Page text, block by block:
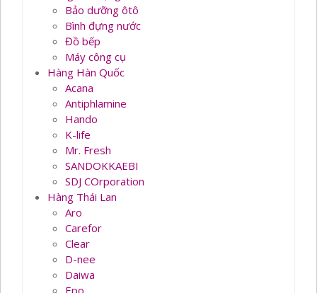
Bảo dưỡng ôtô
Bình đựng nước
Đồ bếp
Máy công cụ
Hàng Hàn Quốc
Acana
Antiphlamine
Hando
K-life
Mr. Fresh
SANDOKKAEBI
SDJ COrporation
Hàng Thái Lan
Aro
Carefor
Clear
D-nee
Daiwa